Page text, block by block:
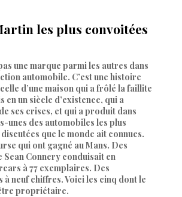
les plus convoitées
une marque parmi les autres dans
automobile. C’est une histoire
d’une maison qui a frôlé la faillite
en un siècle d’existence, qui a
ses crises, et qui a produit dans
unes des automobiles les plus
que le monde ait connues.
qui ont gagné au Mans. Des
Connery conduisait en
à 77 exemplaires. Des
neuf chiffres. Voici les cinq dont le
propriétaire.